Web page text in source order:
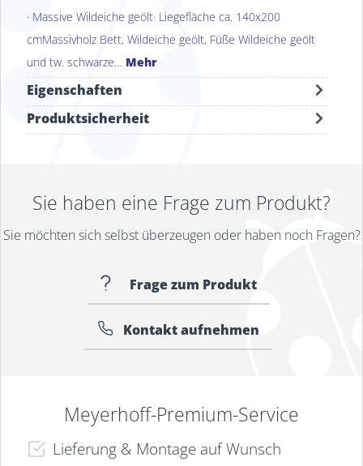
· Massive Wildeiche geölt· Liegefläche ca. 140x200
cmMassivholz Bett, Wildeiche geölt, Füße Wildeiche geölt
und tw. schwarze… Mehr
Eigenschaften
Produktsicherheit
Sie haben eine Frage zum Produkt?
Sie möchten sich selbst überzeugen oder haben noch Fragen?
Frage zum Produkt
Kontakt aufnehmen
Meyerhoff-Premium-Service
Lieferung & Montage auf Wunsch